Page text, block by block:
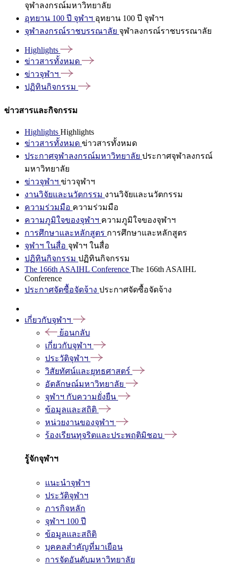
จุฬาลงกรณ์มหาวิทยาลัย
อุทยาน 100 ปี จุฬาฯ อุทยาน 100 ปี จุฬาฯ
จุฬาลงกรณ์ราชบรรณาลัย จุฬาลงกรณ์ราชบรรณาลัย
Highlights
ข่าวสารทั้งหมด
ข่าวจุฬาฯ
ปฏิทินกิจกรรม
ข่าวสารและกิจกรรม
Highlights Highlights
ข่าวสารทั้งหมด ข่าวสารทั้งหมด
ประกาศจุฬาลงกรณ์มหาวิทยาลัย ประกาศจุฬาลงกรณ์
มหาวิทยาลัย
ข่าวจุฬาฯ ข่าวจุฬาฯ
งานวิจัยและนวัตกรรม งานวิจัยและนวัตกรรม
ความร่วมมือ ความร่วมมือ
ความภูมิใจของจุฬาฯ ความภูมิใจของจุฬาฯ
การศึกษาและหลักสูตร การศึกษาและหลักสูตร
จุฬาฯ ในสื่อ จุฬาฯ ในสื่อ
ปฏิทินกิจกรรม ปฏิทินกิจกรรม
The 166th ASAIHL Conference The 166th ASAIHL
Conference
ประกาศจัดซื้อจัดจ้าง ประกาศจัดซื้อจัดจ้าง
เกี่ยวกับจุฬาฯ
ย้อนกลับ
เกี่ยวกับจุฬาฯ
ประวัติจุฬาฯ
วิสัยทัศน์และยุทธศาสตร์
อัตลักษณ์มหาวิทยาลัย
จุฬาฯ กับความยั่งยืน
ข้อมูลและสถิติ
หน่วยงานของจุฬาฯ
ร้องเรียนทุจริตและประพฤติมิชอบ
รู้จักจุฬาฯ
แนะนำจุฬาฯ
ประวัติจุฬาฯ
ภารกิจหลัก
จุฬาฯ 100 ปี
ข้อมูลและสถิติ
บุคคลสำคัญที่มาเยือน
การจัดอันดับมหาวิทยาลัย